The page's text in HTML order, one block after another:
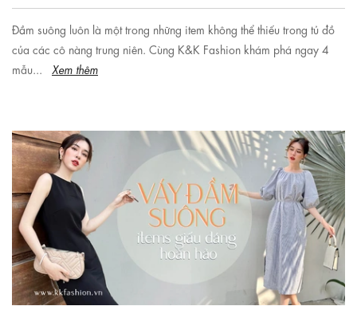
Đầm suông luôn là một trong những item không thể thiếu trong tủ đồ
của các cô nàng trung niên. Cùng K&K Fashion khám phá ngay 4
mẫu...
Xem thêm